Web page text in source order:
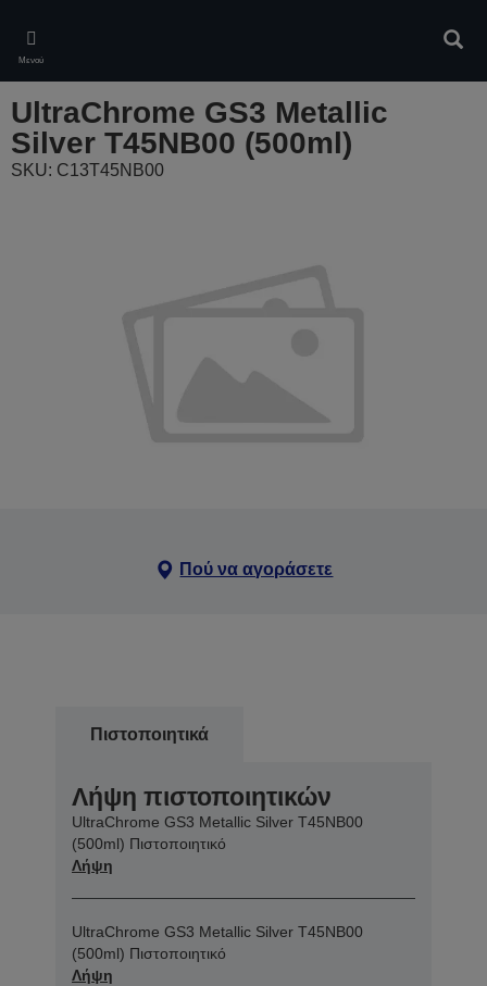
main
content
Μενού
UltraChrome GS3 Metallic
Silver T45NB00 (500ml)
SKU: C13T45NB00
Πού να αγοράσετε
Πιστοποιητικά
Λήψη πιστοποιητικών
UltraChrome GS3 Metallic Silver T45NB00
(500ml) Πιστοποιητικό
Λήψη
UltraChrome GS3 Metallic Silver T45NB00
(500ml) Πιστοποιητικό
Λήψη